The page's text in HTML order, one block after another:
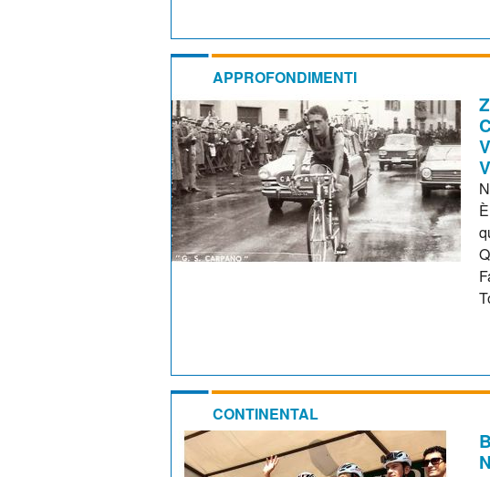
APPROFONDIMENTI
CONTINENTAL